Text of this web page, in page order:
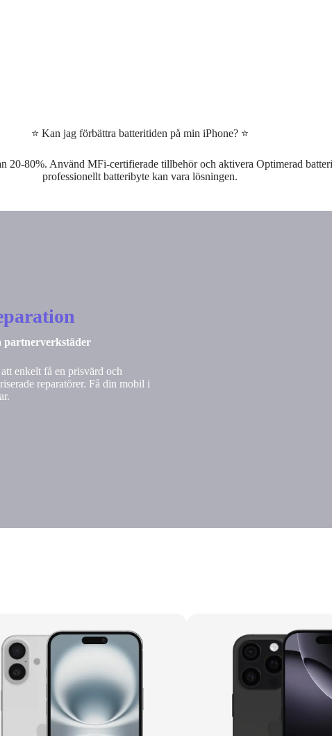
⭐ Kan jag förbättra batteritiden på min iPhone? ⭐
20-80%. Använd MFi-certifierade tillbehör och aktivera Optimerad
professionellt batteribyte kan vara lösningen.
partnerverkstäder
enkelt få en prisvärd och
reparatörer. Få din mobil i